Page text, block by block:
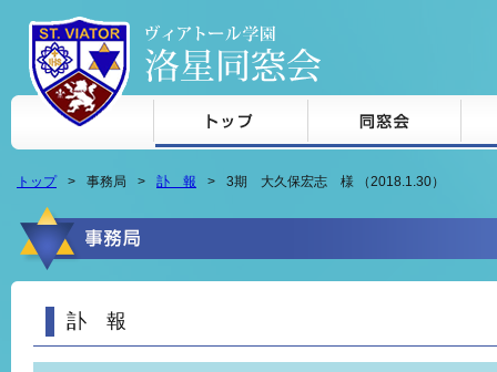
本文へジャンプ
トップ 事務局 訃 報 3期 大久保宏志 様 （2018.1.30）
訃 報